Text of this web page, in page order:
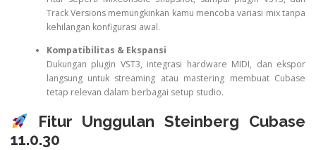
Track Versions memungkinkan kamu mencoba variasi mix tanpa
kehilangan konfigurasi awal.
Kompatibilitas & Ekspansi
Dukungan plugin VST3, integrasi hardware MIDI, dan ekspor
langsung untuk streaming atau mastering membuat Cubase
tetap relevan dalam berbagai setup studio.
Fitur Unggulan Steinberg Cubase
11.0.30